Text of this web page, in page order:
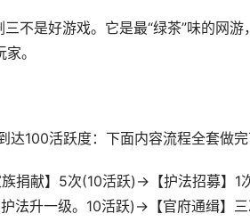
不是好游戏。它是最“绿茶”味的网
。
100活跃度：下面内容流程全套做完
捐献】5次(10活跃)→【护法招募】1
法升一级。10活跃)→【官府通缉】